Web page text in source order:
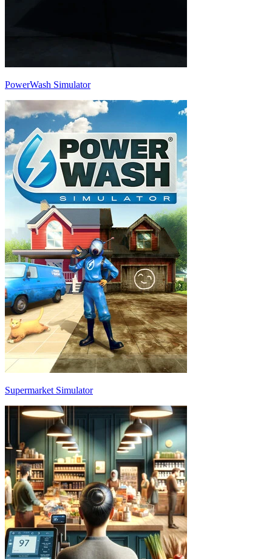
PowerWash Simulator
Supermarket Simulator